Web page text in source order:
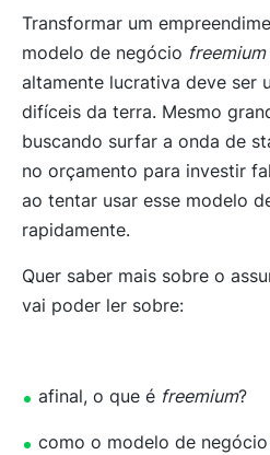
Transformar um
modelo de negócio freemium
altamente lucrativa deve ser
difíceis da terra. Mesmo
buscando surfar a onda de
no orçamento para investir
ao tentar usar esse modelo
rapidamente.
Quer saber mais sobre o
vai poder ler sobre:
afinal, o que é freemium?
como o modelo de negócio